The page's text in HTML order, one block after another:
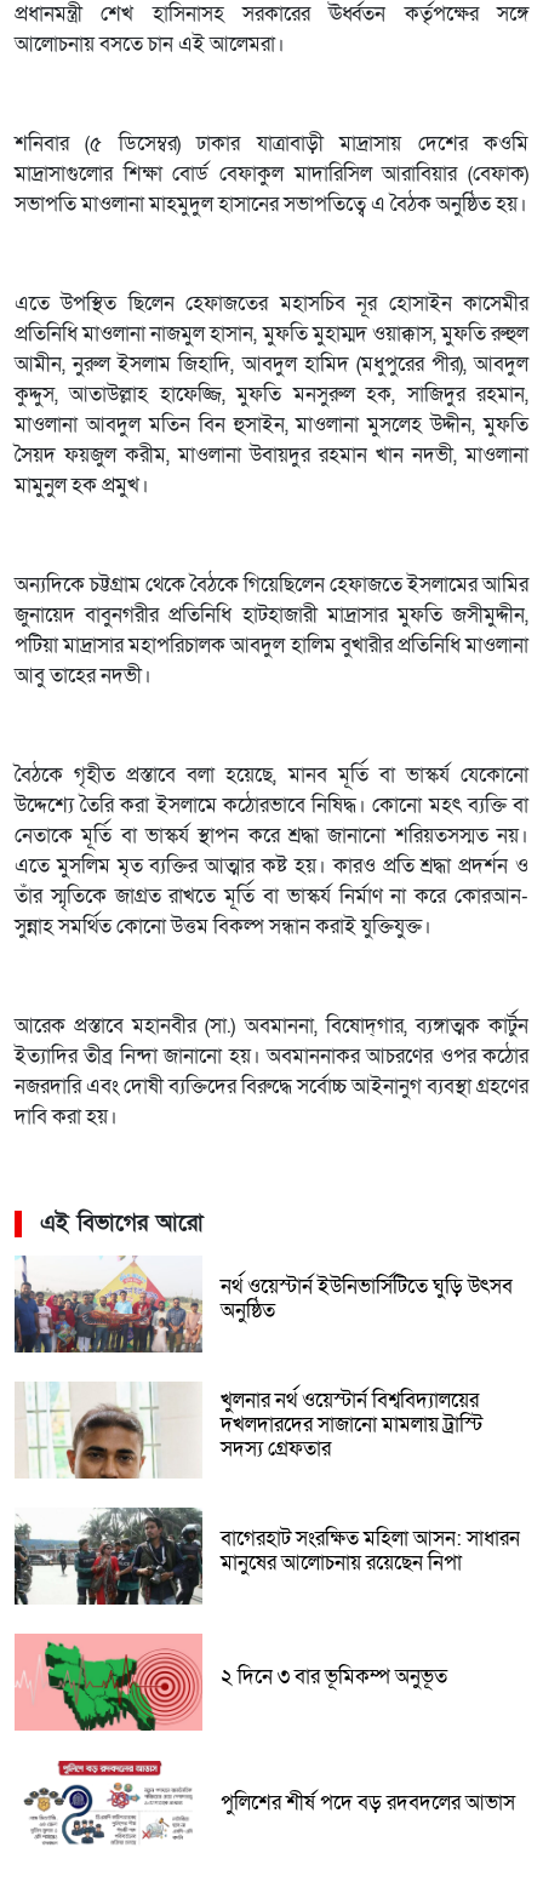
প্রধানমন্ত্রী শেখ হাসিনাসহ সরকারের ঊর্ধ্বতন কর্তৃপক্ষের সঙ্গে
আলোচনায় বসতে চান এই আলেমরা।
শনিবার (৫ ডিসেম্বর) ঢাকার যাত্রাবাড়ী মাদ্রাসায় দেশের কওমি
মাদ্রাসাগুলোর শিক্ষা বোর্ড বেফাকুল মাদারিসিল আরাবিয়ার (বেফাক)
সভাপতি মাওলানা মাহমুদুল হাসানের সভাপতিত্বে এ বৈঠক অনুষ্ঠিত হয়।
এতে উপস্থিত ছিলেন হেফাজতের মহাসচিব নূর হোসাইন কাসেমীর
প্রতিনিধি মাওলানা নাজমুল হাসান, মুফতি মুহাম্মদ ওয়াক্কাস, মুফতি রুহুল
আমীন, নুরুল ইসলাম জিহাদি, আবদুল হামিদ (মধুপুরের পীর), আবদুল
কুদ্দুস, আতাউল্লাহ হাফেজ্জি, মুফতি মনসুরুল হক, সাজিদুর রহমান,
মাওলানা আবদুল মতিন বিন হুসাইন, মাওলানা মুসলেহ উদ্দীন, মুফতি
সৈয়দ ফয়জুল করীম, মাওলানা উবায়দুর রহমান খান নদভী, মাওলানা
মামুনুল হক প্রমুখ।
অন্যদিকে চট্টগ্রাম থেকে বৈঠকে গিয়েছিলেন হেফাজতে ইসলামের আমির
জুনায়েদ বাবুনগরীর প্রতিনিধি হাটহাজারী মাদ্রাসার মুফতি জসীমুদ্দীন,
পটিয়া মাদ্রাসার মহাপরিচালক আবদুল হালিম বুখারীর প্রতিনিধি মাওলানা
আবু তাহের নদভী।
বৈঠকে গৃহীত প্রস্তাবে বলা হয়েছে, মানব মূর্তি বা ভাস্কর্য যেকোনো
উদ্দেশ্যে তৈরি করা ইসলামে কঠোরভাবে নিষিদ্ধ। কোনো মহৎ ব্যক্তি বা
নেতাকে মূর্তি বা ভাস্কর্য স্থাপন করে শ্রদ্ধা জানানো শরিয়তসস্মত নয়।
এতে মুসলিম মৃত ব্যক্তির আত্মার কষ্ট হয়। কারও প্রতি শ্রদ্ধা প্রদর্শন ও
তাঁর স্মৃতিকে জাগ্রত রাখতে মূর্তি বা ভাস্কর্য নির্মাণ না করে কোরআন-
সুন্নাহ সমর্থিত কোনো উত্তম বিকল্প সন্ধান করাই যুক্তিযুক্ত।
আরেক প্রস্তাবে মহানবীর (সা.) অবমাননা, বিষোদ্‌গার, ব্যঙ্গাত্মক কার্টুন
ইত্যাদির তীব্র নিন্দা জানানো হয়। অবমাননাকর আচরণের ওপর কঠোর
নজরদারি এবং দোষী ব্যক্তিদের বিরুদ্ধে সর্বোচ্চ আইনানুগ ব্যবস্থা গ্রহণের
দাবি করা হয়।
এই বিভাগের আরো
নর্থ ওয়েস্টার্ন ইউনিভার্সিটিতে ঘুড়ি উৎসব
অনুষ্ঠিত
খুলনার নর্থ ওয়েস্টার্ন বিশ্ববিদ্যালয়ের
দখলদারদের সাজানো মামলায় ট্রাস্টি
সদস্য গ্রেফতার
বাগেরহাট সংরক্ষিত মহিলা আসন: সাধারন
মানুষের আলোচনায় রয়েছেন নিপা
২ দিনে ৩ বার ভূমিকম্প অনুভূত
পুলিশের শীর্ষ পদে বড় রদবদলের আভাস